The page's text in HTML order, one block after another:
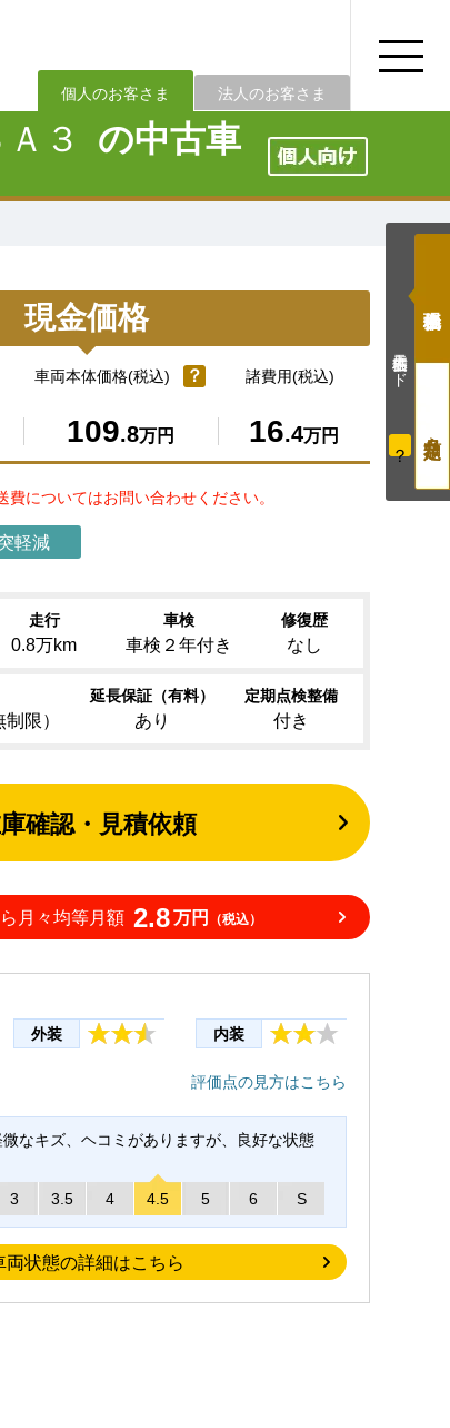
個人のお客さま 法人のお客さま
３
の中古車
現金価格
車両本体価格(税込)
109.8万円
？ 諸費用(税込)
16.4万円
費についてはお問い合わせください。
軽減
走行
0.8万km
車検
車検２年付き
修復歴
なし
限）
延長保証（有料）
あり
定期点検整備
付き
確認・見積依頼
月々均等月額 2.8万円 （税込）
外装 内装
評価点の見方はこちら
なキズ、ヘコミがありますが、良好な状態
3 3.5 4 4.5 5 6 S
両状態の詳細はこちら
価格表示モード
？